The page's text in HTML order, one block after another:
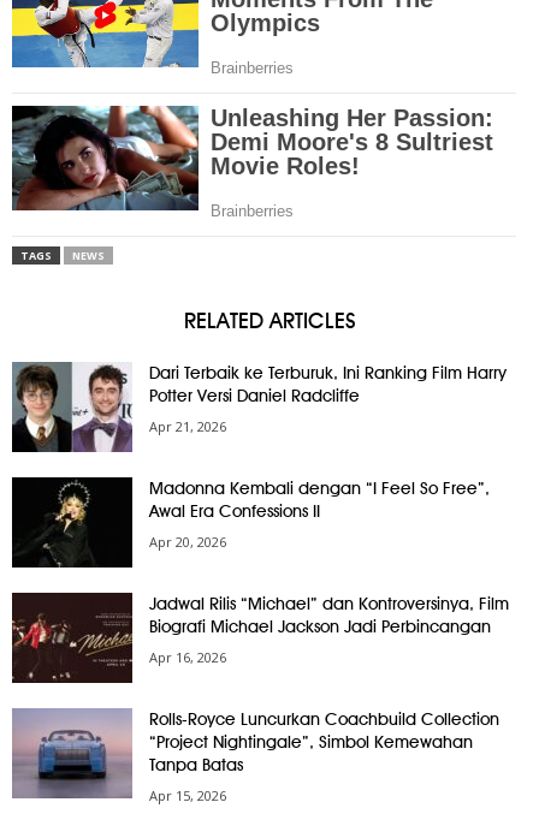
TAGS NEWS
RELATED ARTICLES
Dari Terbaik ke Terburuk, Ini Ranking Film Harry
Potter Versi Daniel Radcliffe
Apr 21, 2026
Madonna Kembali dengan “I Feel So Free”,
Awal Era Confessions II
Apr 20, 2026
Jadwal Rilis “Michael” dan Kontroversinya, Film
Biografi Michael Jackson Jadi Perbincangan
Apr 16, 2026
Rolls-Royce Luncurkan Coachbuild Collection
“Project Nightingale”, Simbol Kemewahan
Tanpa Batas
Apr 15, 2026